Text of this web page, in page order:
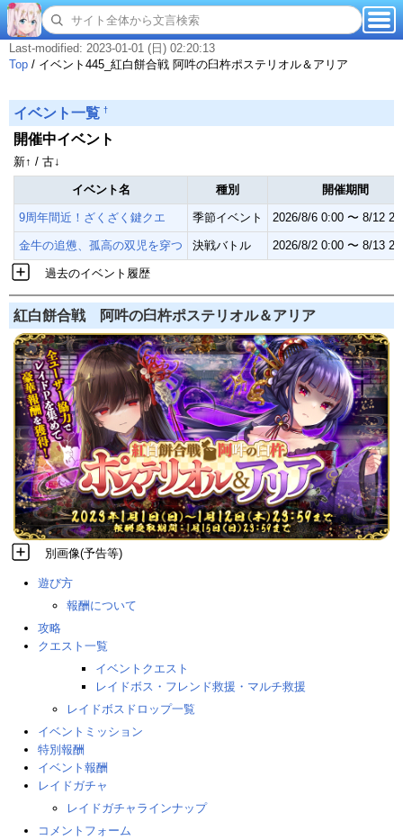
Last-modified: 2023-01-01 (日) 02:20:13
Top / イベント445_紅白餅合戦 阿吽の臼杵ポステリオル＆アリア
イベント一覧 †
開催中イベント
新↑ / 古↓
イベント名 種別 開催期間
9周年間近！ざくざく鍵クエ 季節イベント 2026/8/6 0:00 〜 8/12
金牛の追憊、孤高の双児を穿つ 決戦バトル 2026/8/2 0:00 〜 8/13
過去のイベント履歴
紅白餅合戦 阿吽の臼杵ポステリオル＆アリア
別画像(予告等)
遊び方
報酬について
攻略
クエスト一覧
イベントクエスト
レイドボス・フレンド救援・マルチ救援
レイドボスドロップ一覧
イベントミッション
特別報酬
イベント報酬
レイドガチャ
レイドガチャラインナップ
コメントフォーム